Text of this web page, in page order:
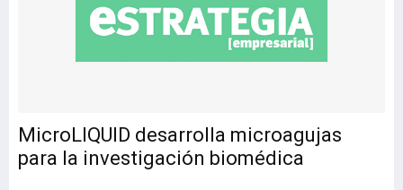
MicroLIQUID desarrolla microagujas
para la investigación biomédica